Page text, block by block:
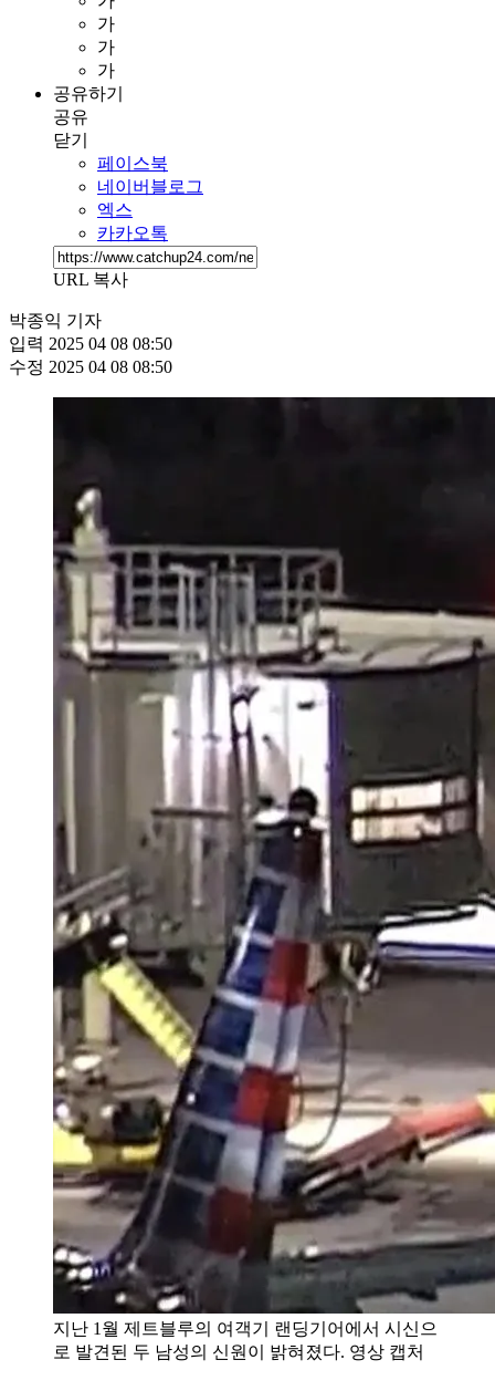
가
가
가
공유하기
공유
닫기
페이스북
네이버블로그
엑스
카카오톡
URL 복사
박종익 기자
입력 2025 04 08 08:50
수정 2025 04 08 08:50
지난 1월 제트블루의 여객기 랜딩기어에서 시신으
로 발견된 두 남성의 신원이 밝혀졌다. 영상 캡처